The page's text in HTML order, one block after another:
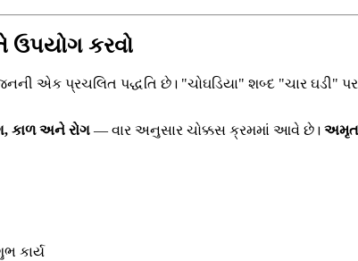
ઉપયોગ કરવો
એક પ્રચલિત પદ્ધતિ છે। "ચોઘડિયા" શબ્દ "ચાર
કાળ અને રોગ — વાર અનુસાર ચોક્કસ ક્રમમાં આવે છે।
કાર્ય